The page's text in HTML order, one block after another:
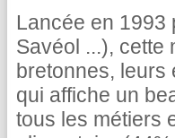
Lancée en 1993
Savéol ...), cette
bretonnes, leurs
qui affiche un
tous les métiers